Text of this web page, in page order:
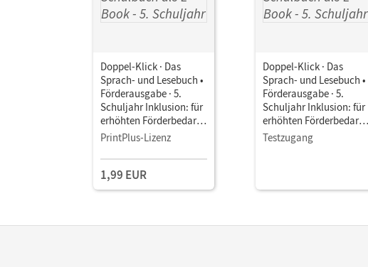
Doppel-Klick · Das
Sprach- und Lesebuch •
Förderausgabe · 5.
Schuljahr Inklusion: für
erhöhten Förderbedarf •
Schulbuch als E-Book
PrintPlus-Lizenz
1,99 EUR
Doppel-Klick · Das
Sprach- und Lesebuch •
Förderausgabe · 5.
Schuljahr Inklusion: für
erhöhten Förderbedarf •
Schulbuch als E-Book
Testzugang